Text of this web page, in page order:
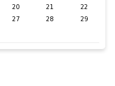
20 21
22
27 28
29